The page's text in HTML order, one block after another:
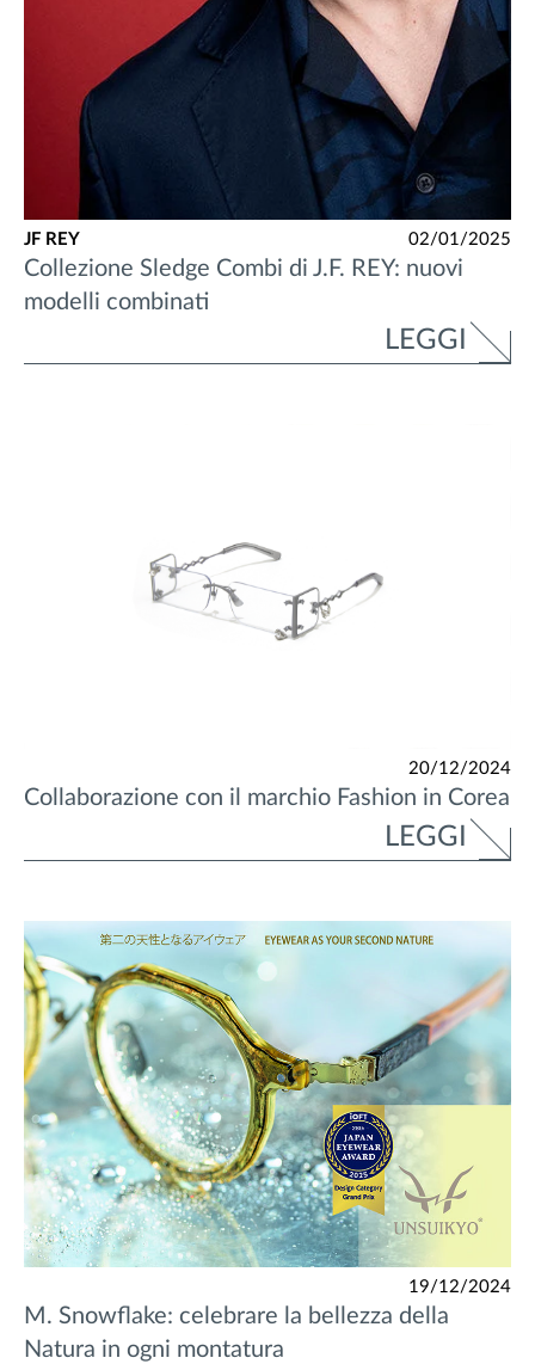
JF REY 02/01/2025
Collezione Sledge Combi di J.F. REY: nuovi
modelli combinati
LEGGI
20/12/2024
Collaborazione con il marchio Fashion in Corea
LEGGI
19/12/2024
M. Snowflake: celebrare la bellezza della
Natura in ogni montatura